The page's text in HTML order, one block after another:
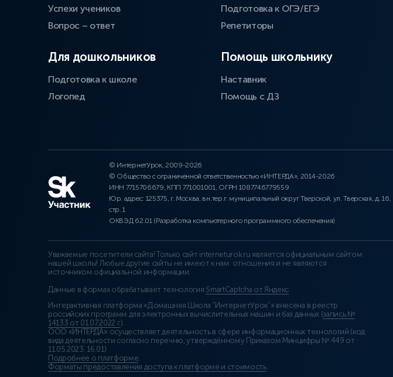
Успехи учеников
Вопрос – ответ
Для дошкольников
Подготовка к школе
Логопед
Подготовка к ОГЭ/ЕГЭ
Репетиторы
Помощь школьнику
Наставник
Помощь с ДЗ
© ИнтернетУрок, 2009-2026
© Общество с ограниченной ответственностью «ИНТЕРДА», 2014-2026
ИНН 7715706679, КПП 771001001, ОГРН 1087746779559
Юр. адрес: 125375, г. Москва, вн.тер.г. муниципальный округ Тверской, ул. Тверская, д. 16,
стр. 1
ОКВЭД 62.01 (Разработка компьютерного программного обеспечения)
Уважаемые посетители сайта! Только сайт interneturok.ru является официальным сайтом
нашей школы! Любые другие сайты не имеют к нам отношения и не являются
источником официальной информации.
Данные в формах обрабатывает технология SmartCaptcha от Яндекс
Интерактивная платформа «Домашняя Школа “ИнтернетУрок”» внесена в реестр
российских программ для электронных вычислительных машин и баз данных (запись №
14133 от 01.07.2022 г.).
ООО «ИНТЕРДА» осуществляет деятельность в сфере информационных технологий (код
вида деятельности согласно перечню, утверждённому Приказом Минцифры № 449 от
11.05.2023: 16.01)
Подробнее о платформе.
Форматы предоставления доступа к платформе и стоимость.